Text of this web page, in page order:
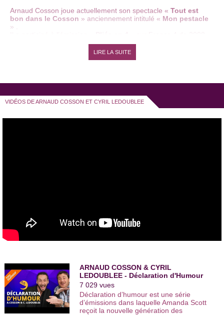
Arnaud Cosson joue actuellement son spectacle « Tout est
bon dans le Cosson » anciennement intitulé « Mon pestacle
» .
Ca va s’Cauet» sur TF1 en 2010.
Les deux comiques se sont rencontrés en 2000, alors qu’ils
l'émission «Pliés en 4» en 2008, puis dans l'émission "On ne
Avec une complicité hors pair, le duo crée un spectacle
LIRE LA SUITE
VIDÉOS DE ARNAUD COSSON ET CYRIL LEDOUBLEE
ARNAUD COSSON & CYRIL
LEDOUBLEE - Déclaration d'Humour
7 029 vues
Déclaration d’humour est une série
d’émissions dans laquelle Amanda Scott
reçoit la nouvelle génération des